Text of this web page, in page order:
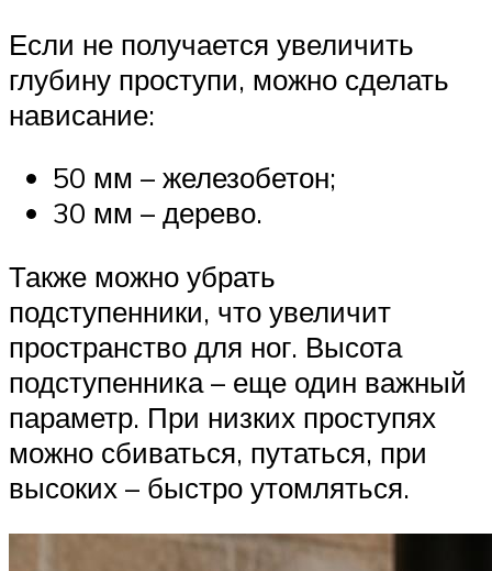
Если не получается увеличить
глубину проступи, можно сделать
нависание:
50 мм – железобетон;
30 мм – дерево.
Также можно убрать
подступенники, что увеличит
пространство для ног. Высота
подступенника – еще один важный
параметр. При низких проступях
можно сбиваться, путаться, при
высоких – быстро утомляться.